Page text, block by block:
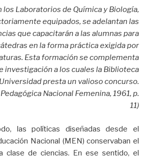
los Laboratorios de Química y Biología,
equipados, se adelantan las
que capacitarán a las alumnas para
en la forma práctica exigida por
Esta formación se complementa
investigación a los cuales la Biblioteca
presta un valioso concurso.
Nacional Femenina, 1961, p.
11)
las políticas diseñadas desde el
Nacional (MEN) conservaban el
clase de ciencias. En ese sentido, el